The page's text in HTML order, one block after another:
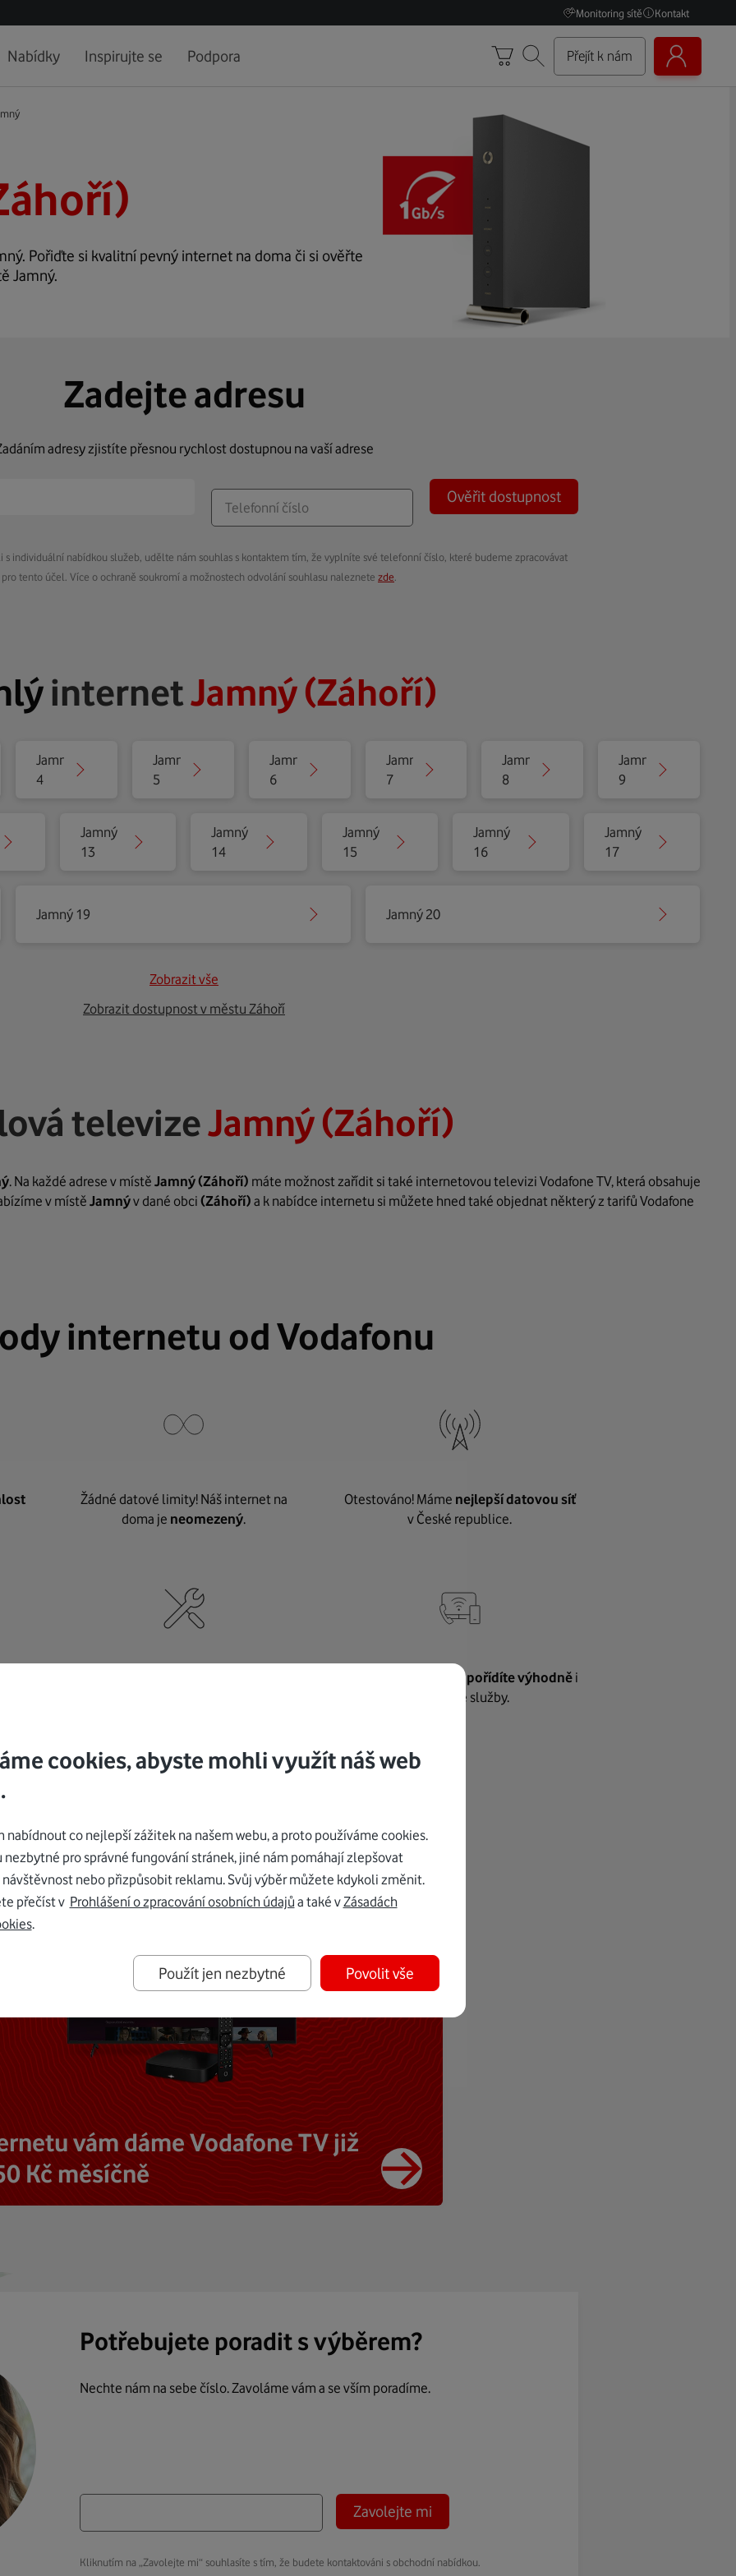
Monitoring sítě Kontakt
Nabídky Inspirujte se Podpora Přejít k nám
Pořiďte si kvalitní pevný internet na doma či si ověřte
Jamný.
Zadejte adresu
adresy zjistíte přesnou rychlost dostupnou na vaší adrese
Ověřit dostupnost
s individuální nabídkou služeb, udělte nám souhlas s kontaktem tím, že vyplníte své telefonní číslo, které budeme zpracovávat
tento účel. Více o ochraně soukromí a možnostech odvolání souhlasu naleznete zde
internetJamný (Záhoří)
Jamný
4
Jamný
5
Jamný
6
Jamný
7
Jamný
8
Jamný
9
Jamný
13
Jamný
14
Jamný
15
Jamný
16
Jamný
17
Jamný 19 Jamný 20
Zobrazit vše
Zobrazit dostupnost v městu Záhoří
televizeJamný (Záhoří)
. Na každé adrese v místě Jamný(Záhoří) máte možnost zařídit si také internetovou televizi Vodafone TV, která obsahuje
v místě Jamnýv dané obci (Záhoří) a k nabídce internetu si můžete hned také objednat některý z tarifů Vodafone
internetu od Vodafonu
Žádné datové limity! Náš internet na
doma je neomezený.
Otestováno! Máme nejlepší datovou síť
v České republice.
K pevnému internetupořídíte výhodněi
další naše služby.
vám dáme Vodafone TV již
Kč měsíčně
Potřebujete poradit s výběrem?
Nechte nám na sebe číslo. Zavoláme vám a se vším poradíme.
Zavolejte mi
Kliknutím na „Zavolejte mi“ souhlasíte s tím, že budete kontaktováni s obchodní nabídkou.
cookies, abyste mohli využít náš web
nabídnout co nejlepší zážitek na našem webu, a proto používáme cookies.
nezbytné pro správné fungování stránek, jiné nám pomáhají zlepšovat
nebo přizpůsobit reklamu. Svůj výběr můžete kdykoli změnit.
přečíst v Prohlášení o zpracování osobních údajů a také vZásadách
.
Použít jen nezbytné Povolit vše